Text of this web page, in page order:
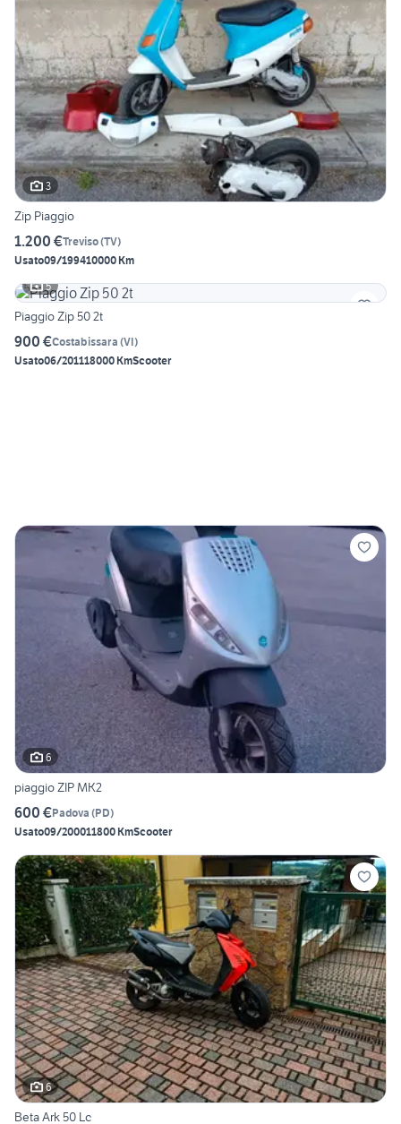
3
Zip Piaggio
1.200 €Treviso(TV)
Usato09/199410000 Km
5
Piaggio Zip 50 2t
900 €Costabissara (VI)
Usato06/201118000 KmScooter
6
piaggio ZIP MK2
600 €Padova (PD)
Usato09/200011800 KmScooter
6
Beta Ark 50 Lc